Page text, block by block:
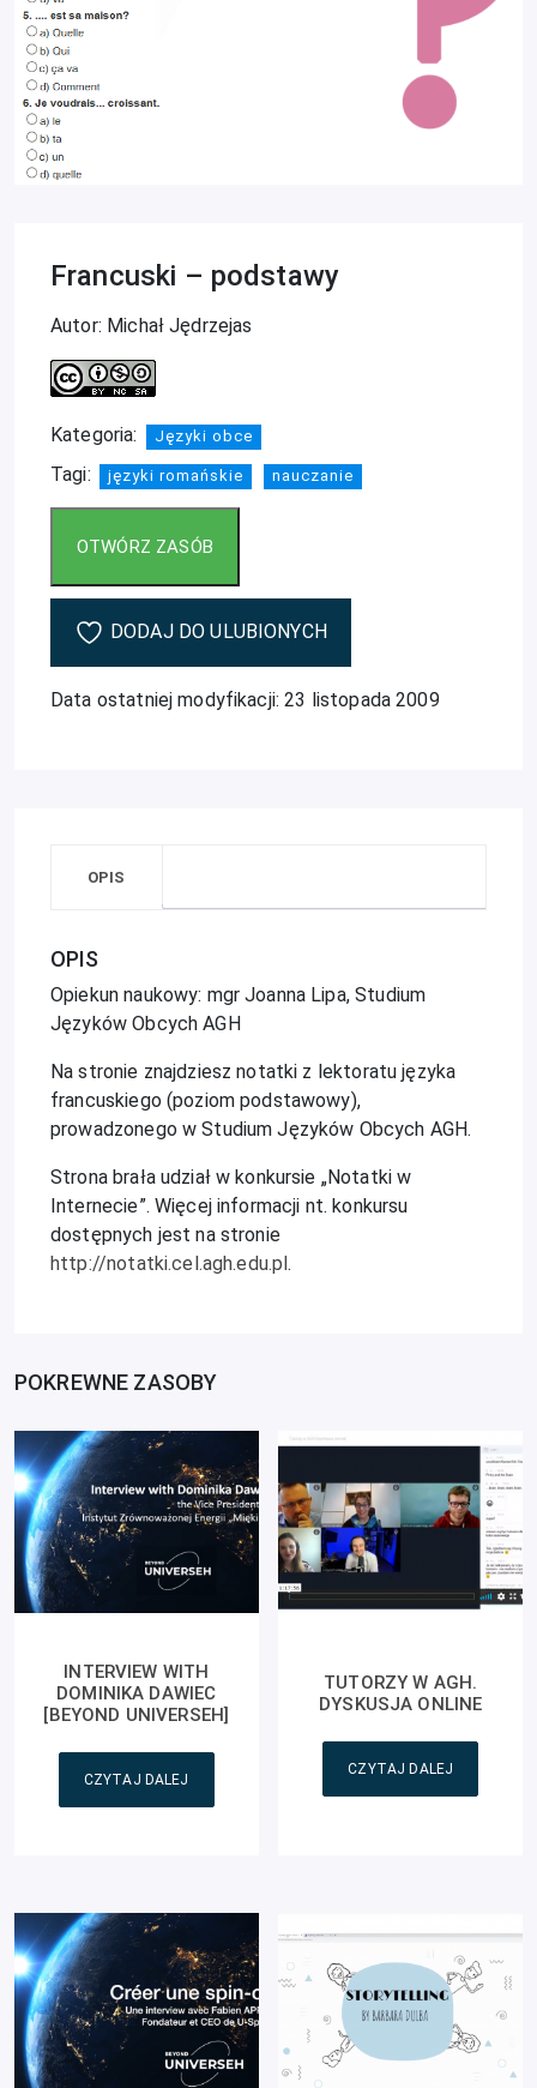
Francuski – podstawy
Autor: Michał Jędrzejas
Kategoria: Języki obce
Tagi: języki romańskie nauczanie
DODAJ DO ULUBIONYCH
Data ostatniej modyfikacji: 23 listopada 2009
OPIS
OPIS
Opiekun naukowy: mgr Joanna Lipa, Studium
Języków Obcych AGH
Na stronie znajdziesz notatki z lektoratu języka
francuskiego (poziom podstawowy),
prowadzonego w Studium Języków Obcych AGH.
Strona brała udział w konkursie „Notatki w
Internecie”. Więcej informacji nt. konkursu
dostępnych jest na stronie
http://notatki.cel.agh.edu.pl.
POKREWNE ZASOBY
INTERVIEW WITH
DOMINIKA DAWIEC
[BEYOND UNIVERSEH]
CZYTAJ DALEJ
TUTORZY W AGH.
DYSKUSJA ONLINE
CZYTAJ DALEJ